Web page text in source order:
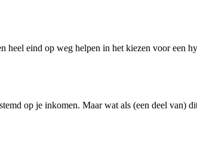
heel eind op weg helpen in het kiezen voor
op je inkomen. Maar wat als (een deel